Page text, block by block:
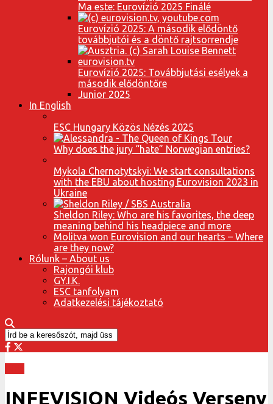
Ma este: Eurovízió 2025 Finálé
Eurovízió 2025: A második elődöntő
továbbjutói és a döntő rajtsorrendje
Eurovízió 2025: Továbbjutási esélyek a
második elődöntőre
Junior 2025
In English
ESC Hungary Közös Nézés 2025
Why does the jury “hate” Norwegian entries?
Mykola Chernotytskyi: We start consultations
with the EBU about hosting Eurovision 2023 in
Ukraine
Sheldon Riley: Who are his favorites, the deep
meaning behind his headpiece and more
Molitva won Eurovision and our hearts – Where
are they now?
Rólunk – About us
Rajongói klub
GY.I.K.
ESC tanfolyam
Adatkezelési tájékoztató
INFEVISION Videós Verseny